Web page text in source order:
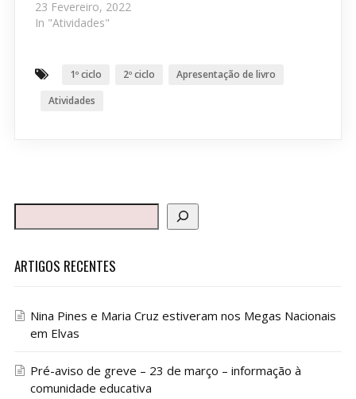
23 Fevereiro, 2022
In "Atividades"
1º ciclo 2º ciclo
Apresentação de livro
Atividades
ARTIGOS RECENTES
Nina Pines e Maria Cruz estiveram nos Megas Nacionais
em Elvas
Pré-aviso de greve – 23 de março – informação à
comunidade educativa